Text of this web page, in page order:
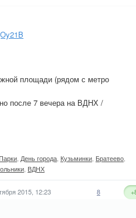
площади (рядом с метро
после 7 вечера на ВДНХ /
Парки День города Кузьминки Братеево
ВДНХ
2015, 12:23 8